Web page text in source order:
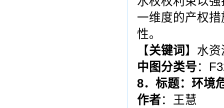
一维度的产权
性。
【关键词 】水
中图分类号：
8．标题： 环境
作者：王慧